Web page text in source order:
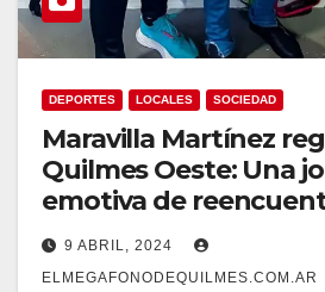
DEPORTES LOCALES SOCIEDAD
Maravilla Martínez
Quilmes Oeste: Una
emotiva de
enseñanzas
9 ABRIL, 2024
ELMEGAFONODEQUILMES.COM.AR